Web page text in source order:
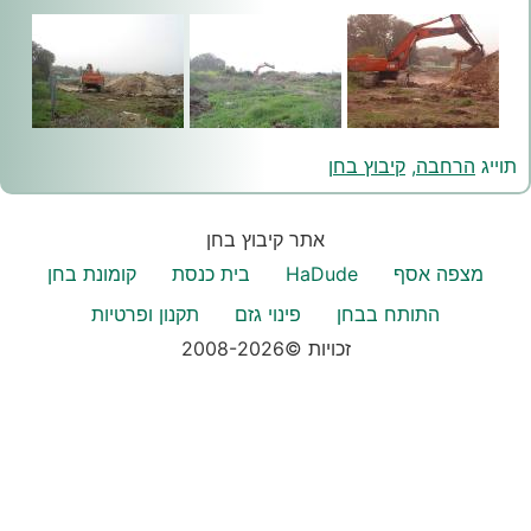
תוייג הרחבה, קיבוץ בחן
אתר קיבוץ בחן
מצפה אסף
HaDude בית כנסת
קומונת בחן
התותח בבחן
פינוי גזם
תקנון ופרטיות
זכויות ©2008-2026